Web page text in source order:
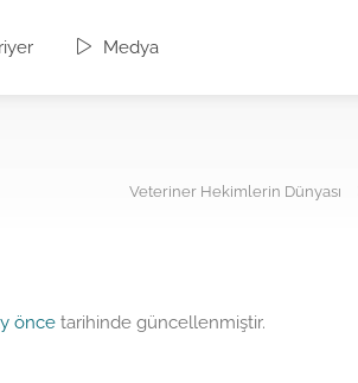
Medya
Veteriner Hekimlerin Dünyası
önce tarihinde güncellenmiştir.